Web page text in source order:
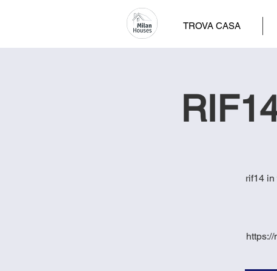
TROVA CASA
rif14